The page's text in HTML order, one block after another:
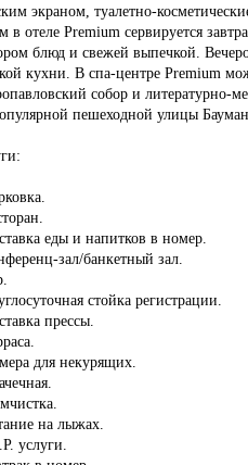
экраном, туалетно-
в отеле Premium сервируется
блюд и свежей выпечкой.
кухни. В спа-центре Premium
собор и литературно-
пешеходной улицы
еды и напитков в номер.
зал/банкетный зал.
стойка регистрации.
прессы.
для некурящих.
на лыжах.
услуги.